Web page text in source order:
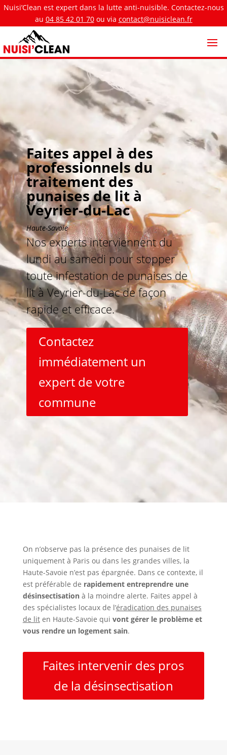
Nuisi’Clean est expert dans la lutte anti-nuisible. Contactez-nous
au 04 85 42 01 70ou via contact@nuisiclean.fr
Faites appel à des
professionnels du
traitement des
punaises de lit à
Veyrier-du-Lac
Haute-Savoie
Nos experts interviennent du
lundi au samedi pour stopper
toute infestation de punaises de
lit à Veyrier-du-Lac de façon
rapide et efficace.
Contactez
immédiatement un
expert de votre
commune
On n’observe pas la présence des punaises de lit
uniquement à Paris ou dans les grandes villes, la
Haute-Savoie n’est pas épargnée. Dans ce contexte, il
est préférable de rapidement entreprendre une
désinsectisationà la moindre alerte. Faites appel à
des spécialistes locaux de l’éradication des punaises
de liten Haute-Savoie qui vont gérer le problème et
vous rendre un logement sain.
Faites intervenir des pros
de la désinsectisation